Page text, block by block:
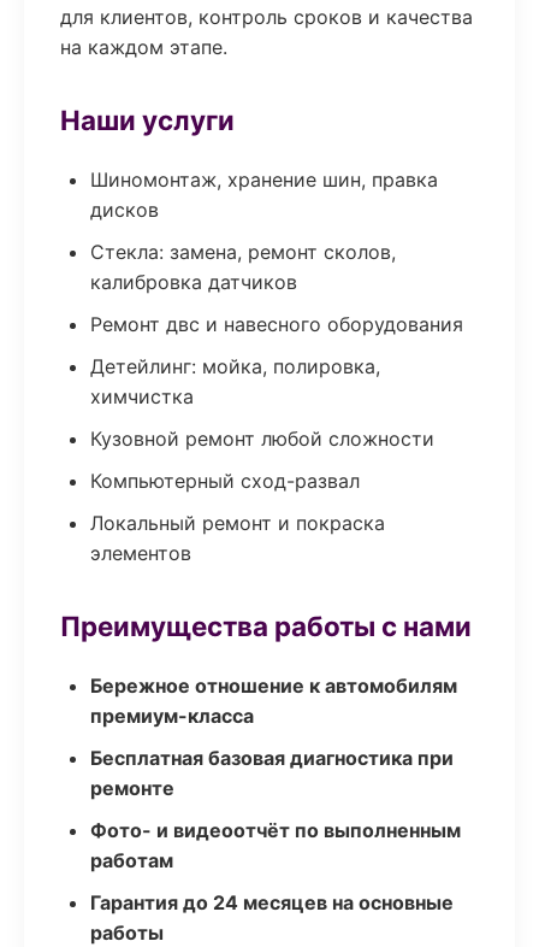
для клиентов, контроль сроков и качества
на каждом этапе.
Наши услуги
Шиномонтаж, хранение шин, правка
дисков
Стекла: замена, ремонт сколов,
калибровка датчиков
Ремонт двс и навесного оборудования
Детейлинг: мойка, полировка,
химчистка
Кузовной ремонт любой сложности
Компьютерный сход-развал
Локальный ремонт и покраска
элементов
Преимущества работы с нами
Бережное отношение к автомобилям
премиум-класса
Бесплатная базовая диагностика при
ремонте
Фото- и видеоотчёт по выполненным
работам
Гарантия до 24 месяцев на основные
работы